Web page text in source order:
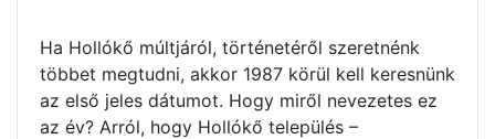
Ha Hollókő múltjáról, történetéről szeretnénk
többet megtudni, akkor 1987 körül kell keresnünk
az első jeles dátumot. Hogy miről nevezetes ez
az év? Arról, hogy Hollókő település –